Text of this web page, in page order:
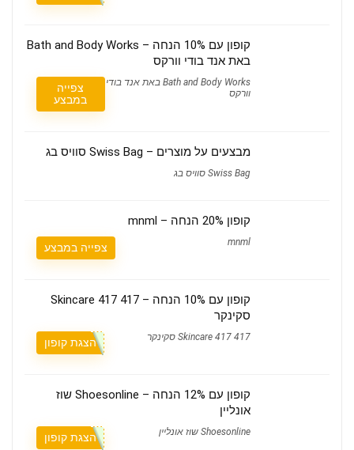
קופון עם 10% הנחה – Bath and Body Works
באת אנד בודי וורקס
Bath and Body Works באת אנד בודי
וורקס
צפייה
במבצע
מבצעים על מוצרים – Swiss Bag סוויס בג
Swiss Bag סוויס בג
קופון 20% הנחה – mnml
mnml צפייה במבצע
קופון עם 10% הנחה – 417 Skincare 417
סקינקר
417 Skincare 417 סקינקר הצגת קופון
קופון עם 12% הנחה – Shoesonline שוז
אונליין
Shoesonline שוז אונליין הצגת קופון